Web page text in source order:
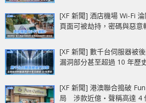
[XF 新聞] 酒店機場 Wi-Fi
頁面可被劫持，密碼與惡意
[XF 新聞] 數千台伺服器被
漏洞部分甚至超過 10 年歷
[XF 新聞] 港澳聯合搗破
局 涉款近億‧聲稱高達 4